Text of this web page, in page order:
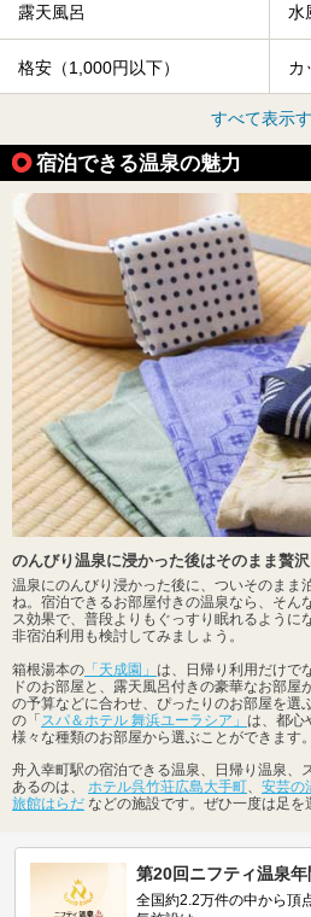
露天風呂 水
格安（1,000円以下） カ
すべて表示
宿泊できる温泉の魅力
のんびり温泉に浸かった後はそのまま贅沢
温泉にのんびり浸かった後に、ついそのまま
ね。宿泊できるお部屋付きの温泉なら、そん
ス効果で、普段よりもぐっすり眠れるように
非宿泊利用も検討してみましょう。
箱根湯本の 「天成園」 は、日帰り利用だけで
ドのお部屋と、露天風呂付きの豪華なお部屋
の予算などに合わせ、ぴったりのお部屋を選
の「 スパ＆ホテル 舞浜ユーラシア」 は、都心
様々な種類のお部屋から選ぶことができます。
舟入幸町駅の宿泊できる温泉、日帰り温泉、
あるのは、 ホテル呉竹荘広島大手町 安芸の
旅館はらだ などの施設です。ぜひ一度は足を
第20回ニフティ温泉
全国約2.2万件の中から頂